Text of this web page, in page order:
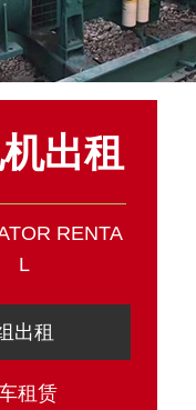
出租
RENTA
L
出租
租赁